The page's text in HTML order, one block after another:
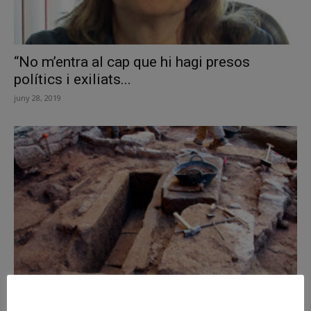
“No m’entra al cap que hi hagi presos
polítics i exiliats...
juny 28, 2019